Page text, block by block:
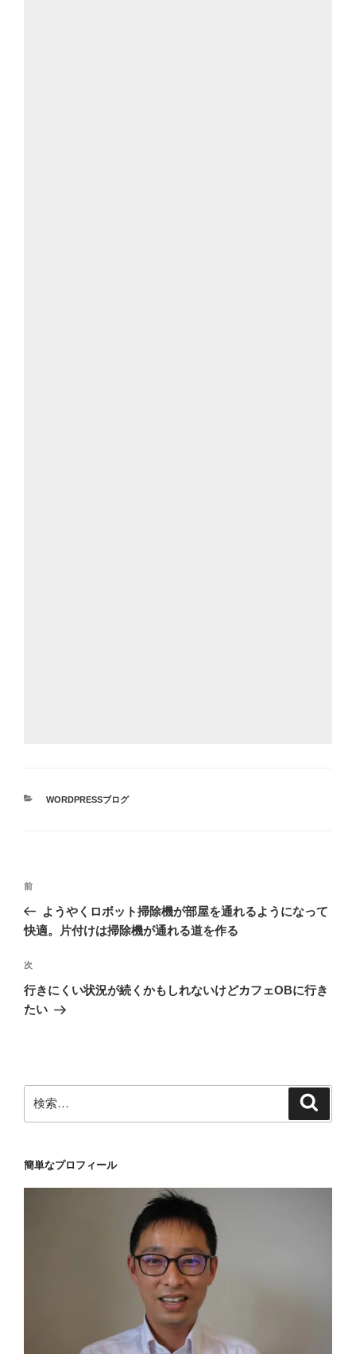
カ
WORDPRESSブログ
投
ナ
ゲ
ー
シ
前
の
投
前
ようやくロボット掃除機が部屋を通れるようになって
快適。片付けは掃除機が通れる道を作る
次
の
投
次
行きにくい状況が続くかもしれないけどカフェOBに行き
たい
索:
簡単なプロフィール